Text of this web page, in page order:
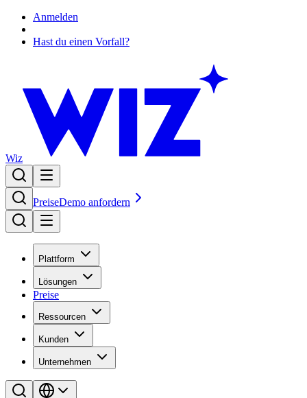
Anmelden
Hast du einen Vorfall?
Wiz
PreiseDemo anfordern
Plattform
Lösungen
Preise
Ressourcen
Kunden
Unternehmen